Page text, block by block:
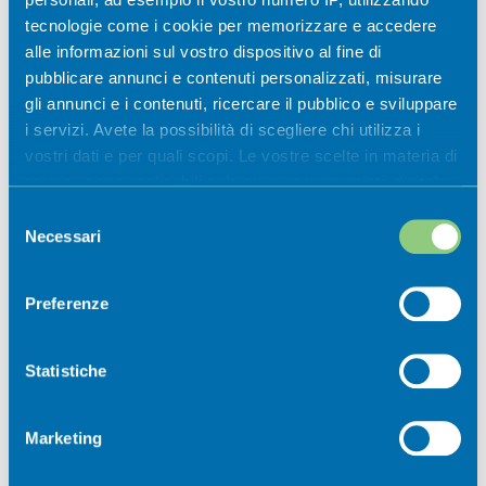
tecnologie come i cookie per memorizzare e accedere
alle informazioni sul vostro dispositivo al fine di
pubblicare annunci e contenuti personalizzati, misurare
gli annunci e i contenuti, ricercare il pubblico e sviluppare
i servizi. Avete la possibilità di scegliere chi utilizza i
vostri dati e per quali scopi. Le vostre scelte in materia di
privacy sono applicabili solo su questa proprietà digitale
modificare o revocare il proprio consenso in qualsiasi
momento dalla Dichiarazione sui cookie o facendo clic
raccogliere informazioni sulla tua posizione
geografica, con un'approssimazione di qualche
Identificare il tuo dispositivo, scansionandolo
delNecessari
Preferenze
Statistiche
Marketing
museali 2026
Casazza
non perdere nessuna novità dal mondo
della Val Cavallina.